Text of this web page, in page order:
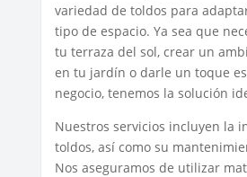
variedad de toldos para
tipo de espacio. Ya sea que
tu terraza del sol, crear un
en tu jardín o darle un toque
negocio, tenemos la solución
Nuestros servicios incluyen la
toldos, así como su
Nos aseguramos de utilizar